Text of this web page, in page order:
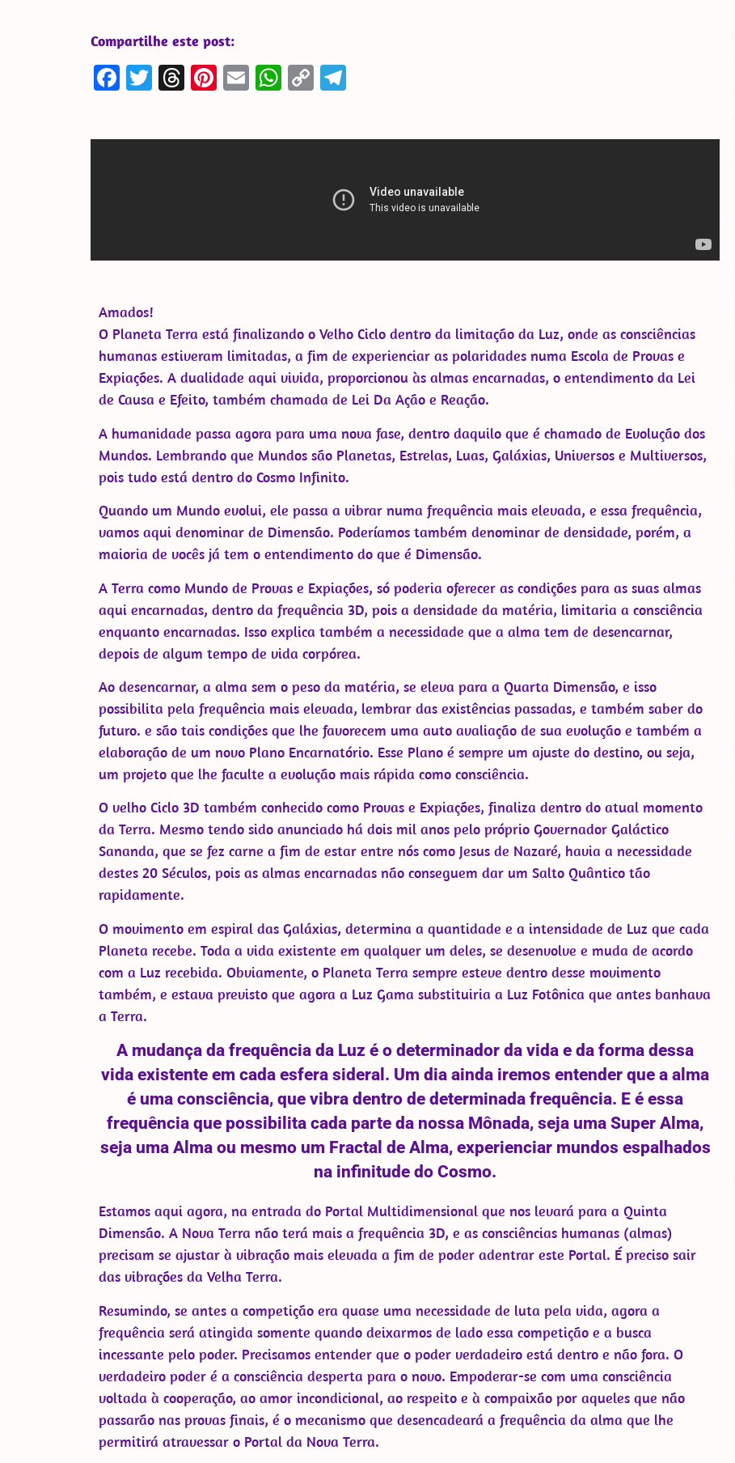
Compartilhe este post:
Facebook
Twitter
Threads
Pinterest
EmailWhatsApp
Copy
Amados!
O Planeta Terra está finalizando o Velho Ciclo dentro da limitação da Luz, onde as consciências
humanas estiveram limitadas, a fim de experienciar as polaridades numa Escola de Provas e
Expiações. A dualidade aqui vivida, proporcionou às almas encarnadas, o entendimento da Lei
de Causa e Efeito, também chamada de Lei Da Ação e Reação.
A humanidade passa agora para uma nova fase, dentro daquilo que é chamado de Evolução dos
Mundos. Lembrando que Mundos são Planetas, Estrelas, Luas, Galáxias, Universos e Multiversos,
pois tudo está dentro do Cosmo Infinito.
Quando um Mundo evolui, ele passa a vibrar numa frequência mais elevada, e essa frequência,
vamos aqui denominar de Dimensão. Poderíamos também denominar de densidade, porém, a
maioria de vocês já tem o entendimento do que é Dimensão.
A Terra como Mundo de Provas e Expiações, só poderia oferecer as condições para as suas almas
aqui encarnadas, dentro da frequência 3D, pois a densidade da matéria, limitaria a consciência
enquanto encarnadas. Isso explica também a necessidade que a alma tem de desencarnar,
depois de algum tempo de vida corpórea.
Ao desencarnar, a alma sem o peso da matéria, se eleva para a Quarta Dimensão, e isso
possibilita pela frequência mais elevada, lembrar das existências passadas, e também saber do
futuro. e são tais condições que lhe favorecem uma auto avaliação de sua evolução e também a
elaboração de um novo Plano Encarnatório. Esse Plano é sempre um ajuste do destino, ou seja,
um projeto que lhe faculte a evolução mais rápida como consciência.
O velho Ciclo 3D também conhecido como Provas e Expiações, finaliza dentro do atual momento
da Terra. Mesmo tendo sido anunciado há dois mil anos pelo próprio Governador Galáctico
Sananda, que se fez carne a fim de estar entre nós como Jesus de Nazaré, havia a necessidade
destes 20 Séculos, pois as almas encarnadas não conseguem dar um Salto Quântico tão
rapidamente.
O movimento em espiral das Galáxias, determina a quantidade e a intensidade de Luz que cada
Planeta recebe. Toda a vida existente em qualquer um deles, se desenvolve e muda de acordo
com a Luz recebida. Obviamente, o Planeta Terra sempre esteve dentro desse movimento
também, e estava previsto que agora a Luz Gama substituiria a Luz Fotônica que antes banhava
a Terra.
A mudança da frequência da Luz é o determinador da vida e da forma dessa
vida existente em cada esfera sideral. Um dia ainda iremos entender que a alma
é uma consciência, que vibra dentro de determinada frequência. E é essa
frequência que possibilita cada parte da nossa Mônada, seja uma Super Alma,
seja uma Alma ou mesmo um Fractal de Alma, experienciar mundos espalhados
na infinitude do Cosmo.
Estamos aqui agora, na entrada do Portal Multidimensional que nos levará para a Quinta
Dimensão. A Nova Terra não terá mais a frequência 3D, e as consciências humanas (almas)
precisam se ajustar à vibração mais elevada a fim de poder adentrar este Portal. É preciso sair
das vibrações da Velha Terra.
Resumindo, se antes a competição era quase uma necessidade de luta pela vida, agora a
frequência será atingida somente quando deixarmos de lado essa competição e a busca
incessante pelo poder. Precisamos entender que o poder verdadeiro está dentro e não fora. O
verdadeiro poder é a consciência desperta para o novo. Empoderar-se com uma consciência
voltada à cooperação, ao amor incondicional, ao respeito e à compaixão por aqueles que não
passarão nas provas finais, é o mecanismo que desencadeará a frequência da alma que lhe
permitirá atravessar o Portal da Nova Terra.